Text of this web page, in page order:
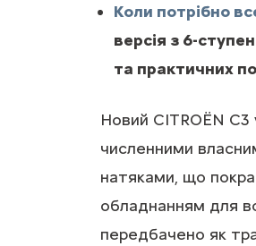
Коли потрібно
версія з 6-
та практичних
Новий CITROЁN С3
численними
натяками, що
обладнанням для
передбачено як